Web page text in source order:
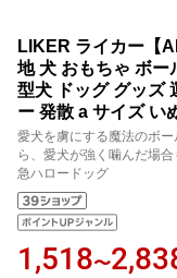
LIKER ライカー【
地 犬 おもちゃ ボー
型犬 ドッグ グッズ
ー 発散 a サイズ い
愛犬を虜にする魔法のボ
ら、愛犬が強く噛んだ場
急ハロードッグ
1,518〜